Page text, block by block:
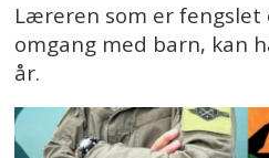
Læreren som er fengslet
omgang med barn, kan
år.